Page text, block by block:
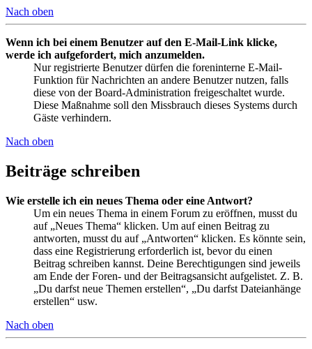
Nach oben
Wenn ich bei einem Benutzer auf den E-Mail-Link klicke,
werde ich aufgefordert, mich anzumelden.
Nur registrierte Benutzer dürfen die foreninterne E-Mail-
Funktion für Nachrichten an andere Benutzer nutzen, falls
diese von der Board-Administration freigeschaltet wurde.
Diese Maßnahme soll den Missbrauch dieses Systems durch
Gäste verhindern.
Nach oben
Beiträge schreiben
Wie erstelle ich ein neues Thema oder eine Antwort?
Um ein neues Thema in einem Forum zu eröffnen, musst du
auf „Neues Thema“ klicken. Um auf einen Beitrag zu
antworten, musst du auf „Antworten“ klicken. Es könnte sein,
dass eine Registrierung erforderlich ist, bevor du einen
Beitrag schreiben kannst. Deine Berechtigungen sind jeweils
am Ende der Foren- und der Beitragsansicht aufgelistet. Z. B.
„Du darfst neue Themen erstellen“, „Du darfst Dateianhänge
erstellen“ usw.
Nach oben